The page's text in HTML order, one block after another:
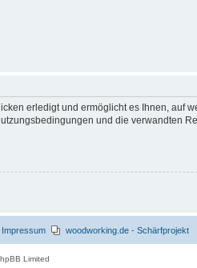
erledigt und ermöglicht es Ihnen, auf
und die verwandten
woodworking.de - Schärfprojekt
Impressum
Limited